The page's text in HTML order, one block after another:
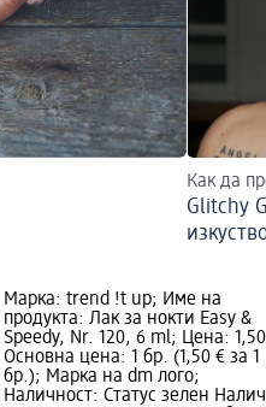
Как да
Glitchy
Марка: trend !t up; Име на
продукта: Лак за нокти Easy &
Speedy, Nr. 120, 6 ml; Цена:
Основна цена: 1 бр. (1,50 € за 1
бр.); Марка на dm лого;
Наличност: Статус зелен